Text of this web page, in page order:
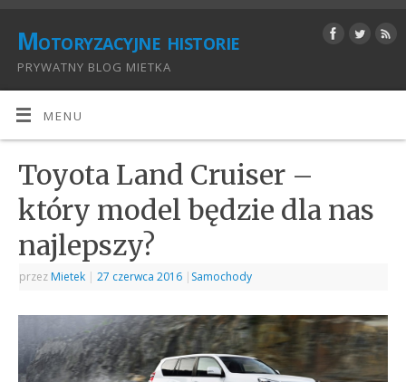
Motoryzacyjne historie
PRYWATNY BLOG MIETKA
MENU
Toyota Land Cruiser –
który model będzie dla nas
najlepszy?
przez Mietek | 27 czerwca 2016 | Samochody